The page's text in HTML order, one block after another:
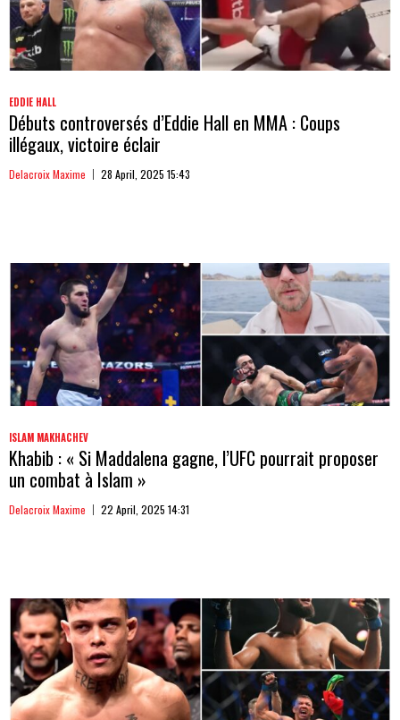
EDDIE HALL
Débuts controversés d’Eddie Hall en MMA : Coups
illégaux, victoire éclair
Delacroix Maxime 28 April, 2025 15:43
ISLAM MAKHACHEV
Khabib : « Si Maddalena gagne, l’UFC pourrait proposer
un combat à Islam »
Delacroix Maxime 22 April, 2025 14:31